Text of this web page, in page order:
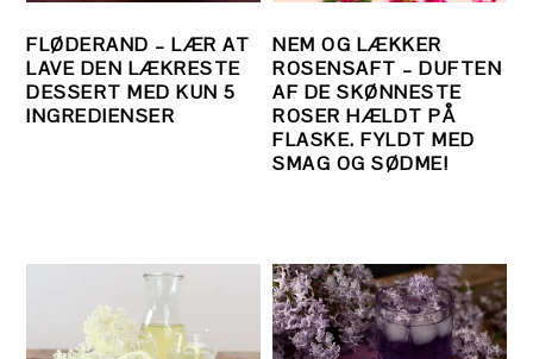
FLØDERAND – LÆR AT
LAVE DEN LÆKRESTE
DESSERT MED KUN 5
INGREDIENSER
NEM OG LÆKKER
ROSENSAFT – DUFTEN
AF DE SKØNNESTE
ROSER HÆLDT PÅ
FLASKE. FYLDT MED
SMAG OG SØDME!